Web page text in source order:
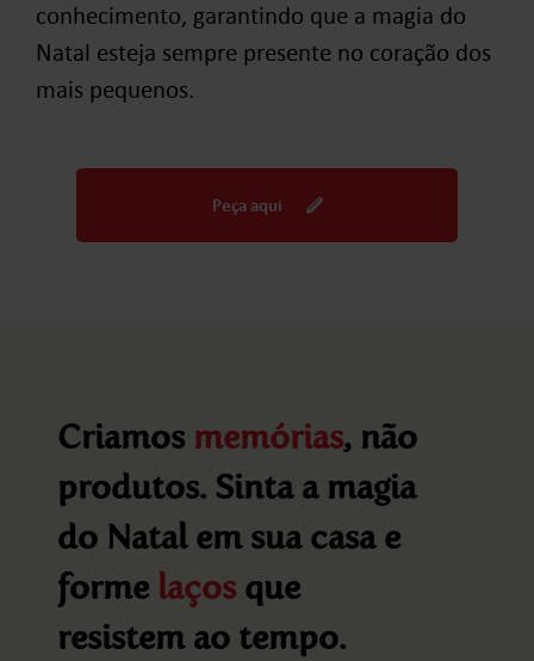
conhecimento, garantindo que a magia do
Natal esteja sempre presente no coração dos
mais pequenos.
Peça aqui
Criamos memórias, não
produtos. Sinta a magia
do Natal em sua casa e
forme laçosque
resistem ao tempo.